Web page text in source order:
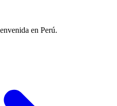
en Perú.